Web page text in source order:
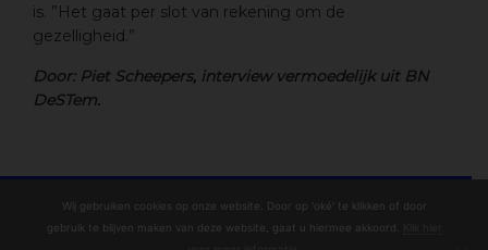
is. ”Het gaat per slot van rekening om de
gezelligheid.”
Door: Piet Scheepers, interview vermoedelijk uit BN
DeSTem.
Wij gebruiken cookies op onze website. Door op 'oké' te klikken of door
gebruik te blijven maken van deze website, gaat u hiermee akkoord.